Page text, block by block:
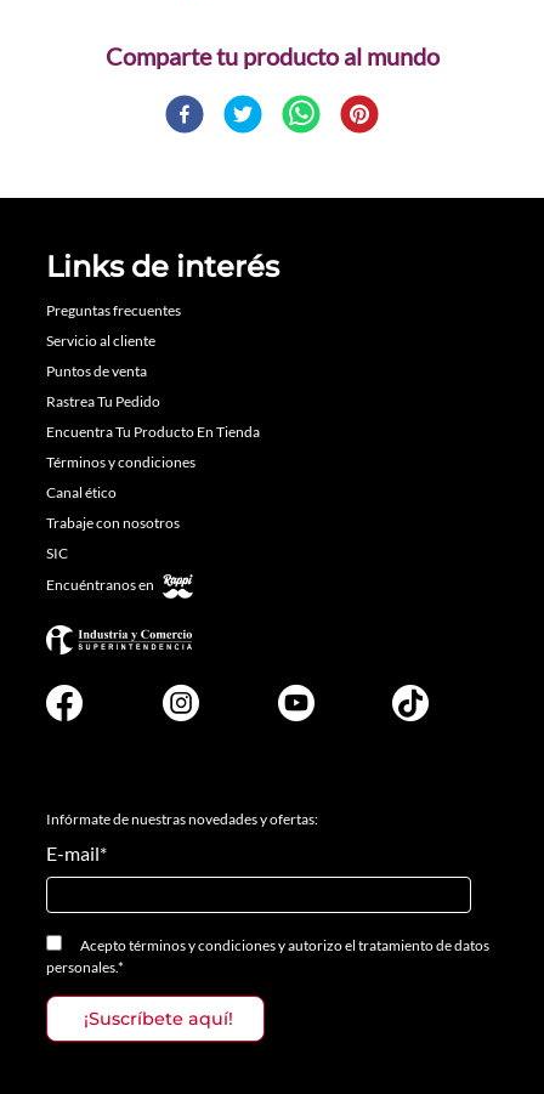
Comparte
Links de interés
Preguntas frecuentes
Servicio al cliente
Puntos de venta
Rastrea Tu Pedido
Encuentra Tu Producto En Tienda
Términos y condiciones
Canal ético
Trabaje con nosotros
SIC
Encuéntranos en
Infórmate de nuestras novedades y ofertas:
E-mail*
Aceptotérminos y condicionesyautorizo el tratamiento de datos
personales.*